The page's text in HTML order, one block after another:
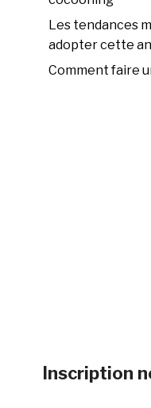
Les tendances
adopter cette
Comment faire
Inscription